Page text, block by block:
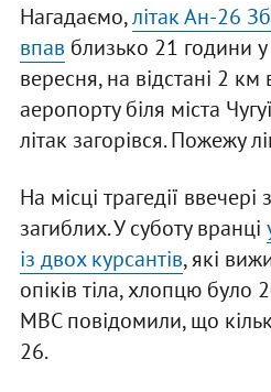
Нагадаємо,літак Ан-26
впав близько 21 години у
вересня, на відстані 2 км
аеропорту біля міста
літак загорівся. Пожежу
На місці трагедії
загиблих. У суботу вранці
із двох курсантів, які
опіків тіла, хлопцю було
МВС повідомили, що
26.